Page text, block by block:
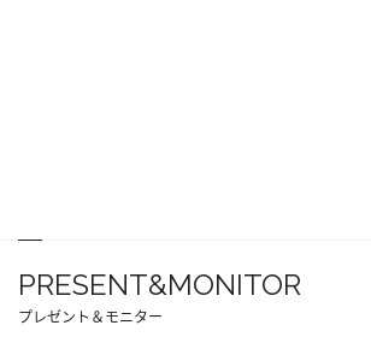
PRESENT&MONITOR
プレゼント＆モニター